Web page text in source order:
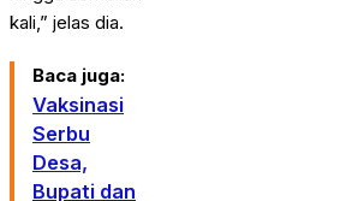
kali,” jelas dia.
Baca juga:
Vaksinasi
Serbu
Desa,
Bupati dan